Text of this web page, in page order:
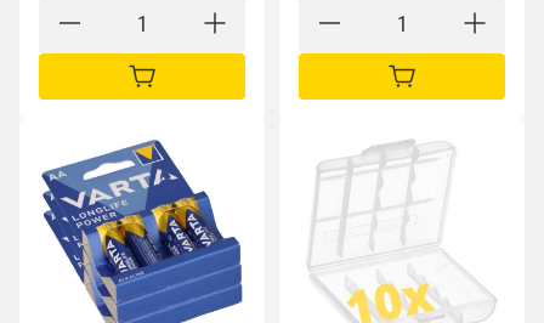
IN DEN WARENKORB IN DEN WARENKORB